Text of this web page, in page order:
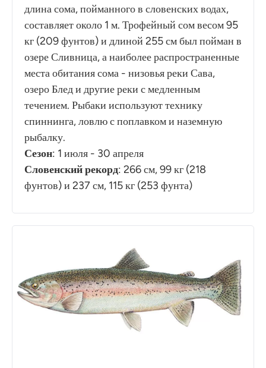
длина сома, пойманного в словенских водах,
составляет около 1 м. Трофейный сом весом 95
кг (209 фунтов) и длиной 255 см был пойман в
озере Сливница, а наиболее распространенные
места обитания сома - низовья реки Сава,
озеро Блед и другие реки с медленным
течением. Рыбаки используют технику
спиннинга, ловлю с поплавком и наземную
рыбалку.
Сезон: 1 июля - 30 апреля
Словенский рекорд: 266 см, 99 кг (218
фунтов) и 237 см, 115 кг (253 фунта)